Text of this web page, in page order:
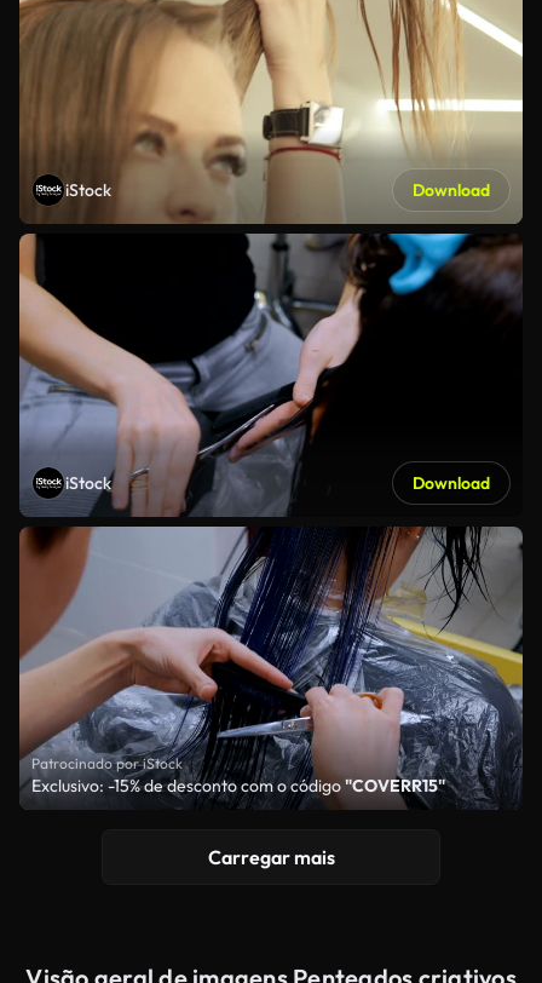
iStock Download
iStock Download
Patrocinado por iStock
Exclusivo: -15% de desconto com o código"COVERR15"
Carregar mais